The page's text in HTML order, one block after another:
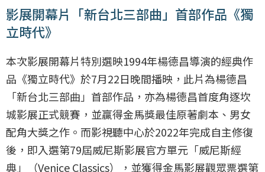
影展開幕片「新台北三部曲」首部作品《獨
立時代》
本次影展開幕片特別選映1994年楊德昌導演的經典作
品《獨立時代》於7月22日晚間播映，此片為楊德昌
「新台北三部曲」首部作品，亦為楊德昌首度角逐坎
城影展正式競賽，並贏得金馬獎最佳原著劇本、男女
配角大獎之作。而影視聽中心於2022年完成自主修復
後，即入選第79屆威尼斯影展官方單元「威尼斯經
典」（Venice Classics），並獲得金馬影展觀眾票選第